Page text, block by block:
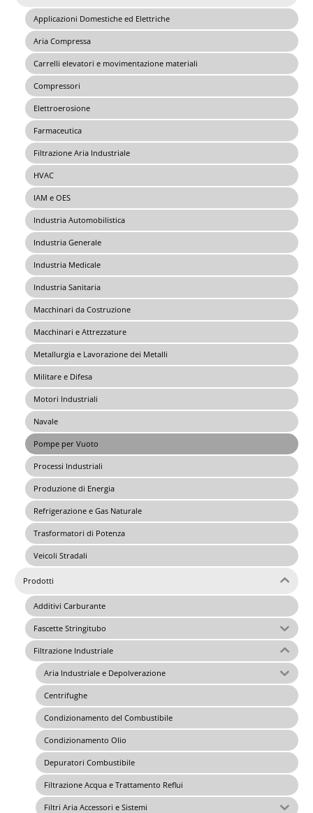
Applicazioni Domestiche ed Elettriche
Aria Compressa
Carrelli elevatori e movimentazione materiali
Compressori
Elettroerosione
Farmaceutica
Filtrazione Aria Industriale
HVAC
IAM e OES
Industria Automobilistica
Industria Generale
Industria Medicale
Industria Sanitaria
Macchinari da Costruzione
Macchinari e Attrezzature
Metallurgia e Lavorazione dei Metalli
Militare e Difesa
Motori Industriali
Navale
Pompe per Vuoto
Processi Industriali
Produzione di Energia
Refrigerazione e Gas Naturale
Trasformatori di Potenza
Veicoli Stradali
Prodotti
Additivi Carburante
Fascette Stringitubo
Filtrazione Industriale
Aria Industriale e Depolverazione
Centrifughe
Condizionamento del Combustibile
Condizionamento Olio
Depuratori Combustibile
Filtrazione Acqua e Trattamento Reflui
Filtri Aria Accessori e Sistemi